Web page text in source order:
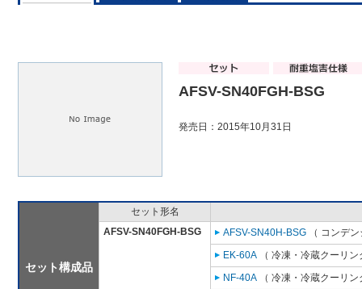
AFSV-SN40FGH-BSG
発売日：2015年10月31日
セット構成品
セット形名
AFSV-SN40FGH-BSG
AFSV-SN40H-BSG （ コンデ
EK-60A （ 冷凍・冷蔵クーリ
NF-40A （ 冷凍・冷蔵クーリ